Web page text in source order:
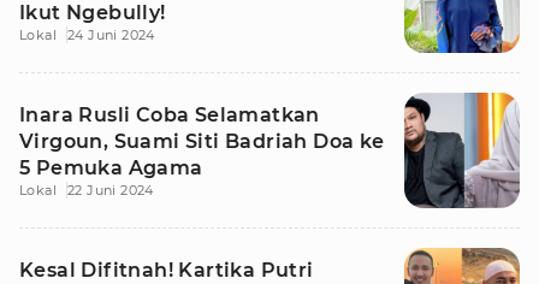
Ikut Ngebully!
Lokal 24 Juni 2024
Inara Rusli Coba Selamatkan
Virgoun, Suami Siti Badriah Doa ke
5 Pemuka Agama
Lokal 22 Juni 2024
Kesal Difitnah! Kartika Putri